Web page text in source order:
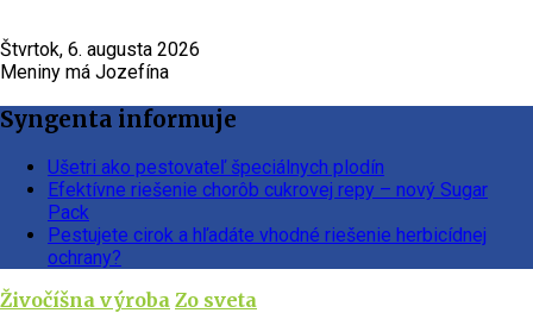
Štvrtok, 6. augusta 2026
Meniny má Jozefína
Syngenta informuje
Ušetri ako pestovateľ špeciálnych plodín
Efektívne riešenie chorôb cukrovej repy – nový Sugar
Pack
Pestujete cirok a hľadáte vhodné riešenie herbicídnej
ochrany?
Živočíšna výroba Zo sveta